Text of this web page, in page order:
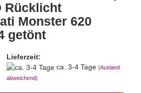
vergessen?
Rücklicht
Monster 620
getönt
Lieferzeit:
ca. 3-4 Tage (Ausland
abweichend)